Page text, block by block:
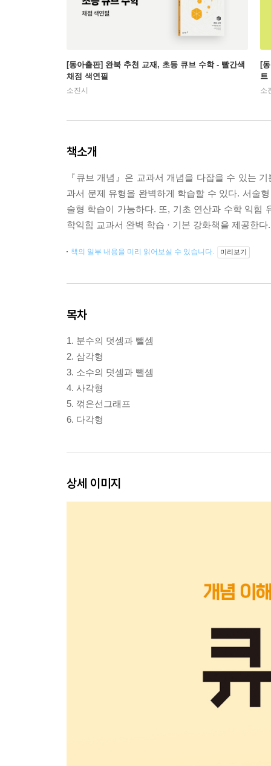
[동아출판] 완북 추천 교재, 초등 큐브 수학 - 빨간색
채점 색연필
소진시
[
트
소
책소개
『큐브 개념』은 교과서 개념을 다잡을 수 있는
과서 문제 유형을 완벽하게 학습할 수 있다. 서술
술형 학습이 가능하다. 또, 기초 연산과 수학 익힘
학익힘 교과서 완벽 학습 · 기본 강화책을 제공한다.
책의 일부 내용을 미리 읽어보실 수 있습니다. 미리보기
목차
1. 분수의 덧셈과 뺄셈
2. 삼각형
3. 소수의 덧셈과 뺄셈
4. 사각형
5. 꺾은선그래프
6. 다각형
상세 이미지